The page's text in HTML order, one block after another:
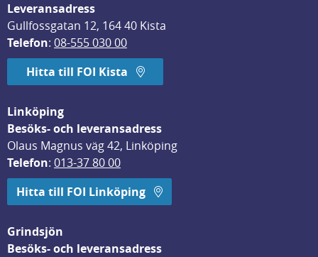
Leveransadress
Gullfossgatan 12, 164 40 Kista
Telefon: 08-555 030 00
Hitta till FOI Kista
Linköping
Besöks- och leveransadress
Olaus Magnus väg 42, Linköping
Telefon: 013-37 80 00
Hitta till FOI Linköping
Grindsjön
Besöks- och leveransadress